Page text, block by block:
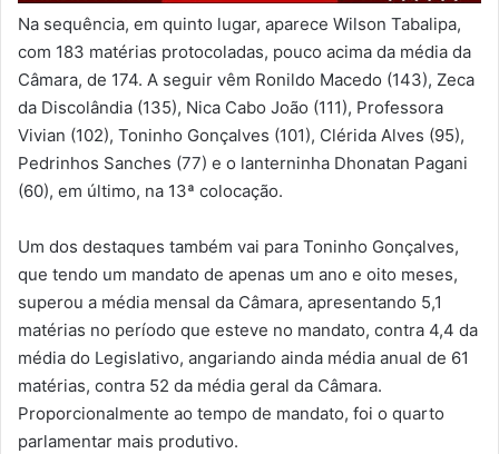
Na sequência, em quinto lugar, aparece Wilson Tabalipa,
com 183 matérias protocoladas, pouco acima da média da
Câmara, de 174. A seguir vêm Ronildo Macedo (143), Zeca
da Discolândia (135), Nica Cabo João (111), Professora
Vivian (102), Toninho Gonçalves (101), Clérida Alves (95),
Pedrinhos Sanches (77) e o lanterninha Dhonatan Pagani
(60), em último, na 13ª colocação.
Um dos destaques também vai para Toninho Gonçalves,
que tendo um mandato de apenas um ano e oito meses,
superou a média mensal da Câmara, apresentando 5,1
matérias no período que esteve no mandato, contra 4,4 da
média do Legislativo, angariando ainda média anual de 61
matérias, contra 52 da média geral da Câmara.
Proporcionalmente ao tempo de mandato, foi o quarto
parlamentar mais produtivo.